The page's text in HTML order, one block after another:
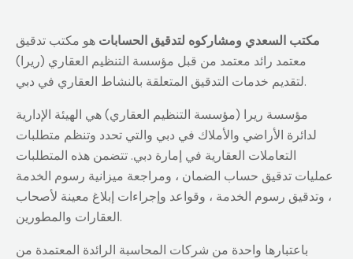
مكتب السعدي ومشاركوه لتدقيق الحسابات هو مكتب تدقيق
معتمد رائد معتمد من قبل مؤسسة التنظيم العقاري (ريرا)
لتقديم خدمات التدقيق المتعلقة بالنشاط العقاري في دبي.
مؤسسة ريرا (مؤسسة التنظيم العقاري) هي الهيئة الإدارية
لدائرة الأراضي والأملاك في دبي والتي تحدد وتنظم متطلبات
التعاملات العقارية في إمارة دبي. تتضمن هذه المتطلبات
عمليات تدقيق حساب الضمان ، ومراجعة ميزانية رسوم الخدمة
، وتدقيق رسوم الخدمة ، وقواعد وإجراءات إبلاغ معينة لأصحاب
العقارات والمطورين.
باعتبارها واحدة من شركات المحاسبة الرائدة المعتمدة من